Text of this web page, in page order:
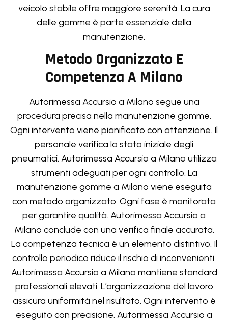
veicolo stabile offre maggiore serenità. La cura
delle gomme è parte essenziale della
manutenzione.
Metodo Organizzato E
Competenza A Milano
Autorimessa Accursio a Milano segue una
procedura precisa nella manutenzione gomme.
Ogni intervento viene pianificato con attenzione. Il
personale verifica lo stato iniziale degli
pneumatici. Autorimessa Accursio a Milano utilizza
strumenti adeguati per ogni controllo. La
manutenzione gomme a Milano viene eseguita
con metodo organizzato. Ogni fase è monitorata
per garantire qualità. Autorimessa Accursio a
Milano conclude con una verifica finale accurata.
La competenza tecnica è un elemento distintivo. Il
controllo periodico riduce il rischio di inconvenienti.
Autorimessa Accursio a Milano mantiene standard
professionali elevati. L’organizzazione del lavoro
assicura uniformità nel risultato. Ogni intervento è
eseguito con precisione. Autorimessa Accursio a